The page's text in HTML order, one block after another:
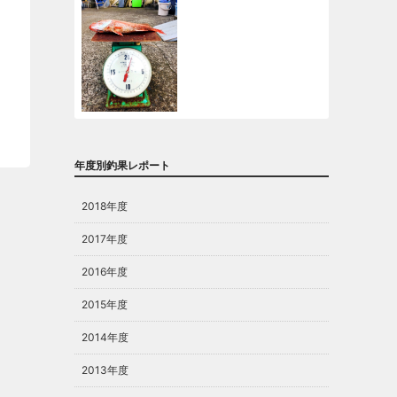
年度別釣果レポート
2018年度
2017年度
2016年度
2015年度
2014年度
2013年度